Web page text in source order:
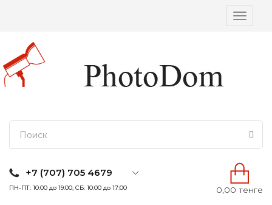
Вкл/
+7 (707) 705 4679
ПН-ПТ: 10:00 до 19:00; СБ: 10:00 до 17:00 0,00 тенге